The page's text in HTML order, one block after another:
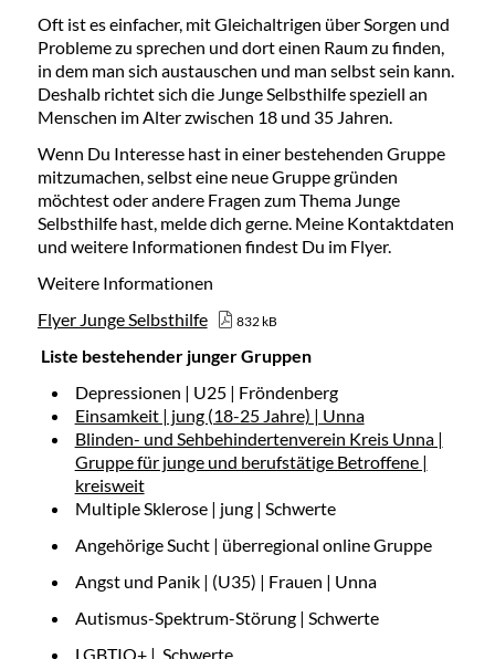
Oft ist es einfacher, mit Gleichaltrigen über Sorgen und
Probleme zu sprechen und dort einen Raum zu finden,
in dem man sich austauschen und man selbst sein kann.
Deshalb richtet sich die Junge Selbsthilfe speziell an
Menschen im Alter zwischen 18 und 35 Jahren.
Wenn Du Interesse hast in einer bestehenden Gruppe
mitzumachen, selbst eine neue Gruppe gründen
möchtest oder andere Fragen zum Thema Junge
Selbsthilfe hast, melde dich gerne. Meine Kontaktdaten
und weitere Informationen findest Du im Flyer.
Weitere Informationen
Flyer Junge Selbsthilfe
832 kB
Liste bestehender junger Gruppen
Depressionen | U25 | Fröndenberg
Einsamkeit | jung (18-25 Jahre) | Unna
Blinden- und Sehbehindertenverein Kreis Unna |
Gruppe für junge und berufstätige Betroffene |
kreisweit
Multiple Sklerose | jung | Schwerte
Angehörige Sucht | überregional online Gruppe
Angst und Panik | (U35) | Frauen | Unna
Autismus-Spektrum-Störung | Schwerte
LGBTIQ+ | Schwerte